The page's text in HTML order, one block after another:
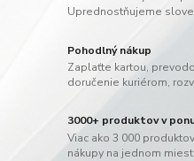
Uprednostňujeme
Pohodlný nákup
Zaplaťte kartou,
doručenie kuriérom,
3000+ produktov v
Viac ako 3 000
nákupy na jednom